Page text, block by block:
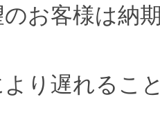
お客様は納
り遅れるこ